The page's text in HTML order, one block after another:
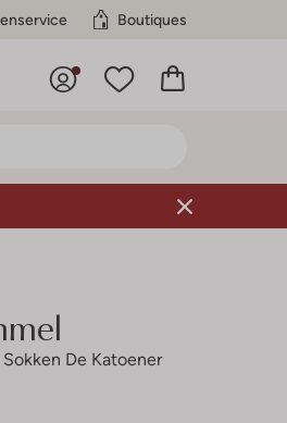
Boutiques
De Katoener